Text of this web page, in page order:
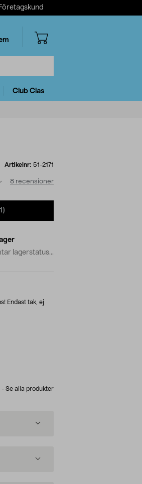
Club Clas
Artikelnr: 51-2171
8 recensioner
lagerstatus...
Endast tak, ej
- Se alla produkter